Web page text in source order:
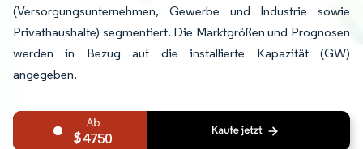
(Versorgungsunternehmen, Gewerbe und Industrie sowie
Privathaushalte) segmentiert. Die Marktgrößen und Prognosen
werden in Bezug auf die installierte Kapazität (GW)
angegeben.
4750